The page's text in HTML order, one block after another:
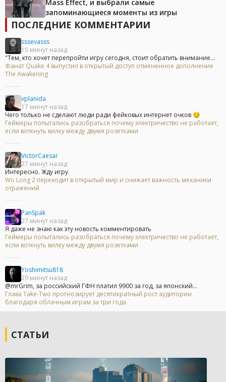
Mass Effect, и выбрали самые
запоминающиеся моменты из игры
ПОСЛЕДНИЕ КОММЕНТАРИИ
sssevasss
15 минут назад
"Тем, кто хочет перепройти игру сегодня, стоит обратить внимание...
Фанат Quake 4 выпустил в открытый доступ отмененное дополнение
The Awakening
vplanida
17 минут назад
Чего только не сделают люди ради фейковых интернет очков 😏
Геймеры попытались разобраться почему электричество не работает,
если воткнуть вилку между двумя розетками
VictorCaesar
27 минут назад
Интересно. Жду игру.
Wo Long 2 переходит в открытый мир и снижает важность механики
отражений
PanSpak
27 минут назад
Я даже не знаю как эту новость комментировать
Геймеры попытались разобраться почему электричество не работает,
если воткнуть вилку между двумя розетками
Yoshimitsu818
29 минут назад
@mrGrim, за российский ГФН платил 9900 за год, за японский...
Глава Take-Two прогнозирует десятикратный рост аудитории
благодаря облачным играм за три года
СТАТЬИ